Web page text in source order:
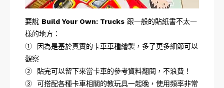
要說 Build Your Own: Trucks 跟一般的貼紙書不太一
樣的地方：
① 因為是基於真實的卡車車種繪製，多了更多細節可以
觀察
② 貼完可以留下來當卡車的參考資料翻閱，不浪費！
③ 可搭配各種卡車相關的教玩具一起晚，使用頻率非常